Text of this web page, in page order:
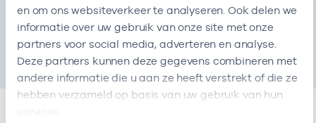
en om ons websiteverkeer te analyseren. Ook delen we
informatie over uw gebruik van onze site met onze
partners voor social media, adverteren en analyse.
Deze partners kunnen deze gegevens combineren met
andere informatie die u aan ze heeft verstrekt of die ze
hebben verzameld op basis van uw gebruik van hun
KvK-nummer
000030759250
Start
01-11-2012
Einde
-